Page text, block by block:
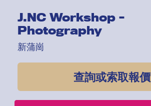
J.NC Workshop -
Photography
新蒲崗
查詢或索取報價